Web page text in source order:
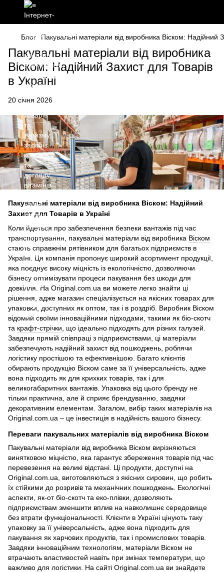
Блог Пакувальні матеріали від виробника Віском: Надійний
Пакувальні матеріали від виробника
Віском: Надійний Захист для Товарів
в Україні
20 січня 2026
Пакувальні матеріали від виробника Віском: Надійний
Захист для Товарів в Україні
Коли йдеться про забезпечення безпеки вантажів під час
транспортування, пакувальні матеріали від виробника Віском
стають справжнім рятівником для багатьох підприємств в
Україні. Ця компанія пропонує широкий асортимент продукції,
яка поєднує високу міцність із екологічністю, дозволяючи
бізнесу оптимізувати процеси пакування без шкоди для
довкілля. На Original.com.ua ви можете легко знайти ці
рішення, адже магазин спеціалізується на якісних товарах для
упаковки, доступних як оптом, так і в роздріб. Виробник Віском
відомий своїми інноваційними підходами, такими як біо-скотч
та крафт-стрічки , що ідеально підходять для різних галузей.
Завдяки прямій співпраці з підприємствами, ці матеріали
забезпечують надійний захист від пошкоджень, роблячи
логістику простішою та ефективнішою. Багато клієнтів
обирають продукцію Віском саме за її універсальність, адже
вона підходить як для крихких товарів, так і для
великогабаритних вантажів. Упаковка від цього бренду не
тільки практична, але й сприяє брендуванню, завдяки
декоративним елементам. Загалом, вибір таких матеріалів на
Original.com.ua – це інвестиція в надійність вашого бізнесу.
Переваги пакувальних матеріалів від виробника Віском
Пакувальні матеріали від виробника Віском вирізняються
винятковою міцністю, яка гарантує збереження товарів під час
перевезення на великі відстані. Ці продукти, доступні на
Original.com.ua, виготовляються з якісних сировин, що робить
їх стійкими до розривів та механічних пошкоджень. Екологічні
аспекти, як-от біо-скотч та еко-плівки, дозволяють
підприємствам зменшити вплив на навколишнє середовище
без втрати функціональності. Клієнти в Україні цінують таку
упаковку за її універсальність, адже вона підходить для
пакування як харчових продуктів, так і промислових товарів.
Завдяки інноваційним технологіям, матеріали Віском не
втрачають властивостей навіть при змінах температури, що
важливо для логістики. На сайті Original.com.ua ви знайдете